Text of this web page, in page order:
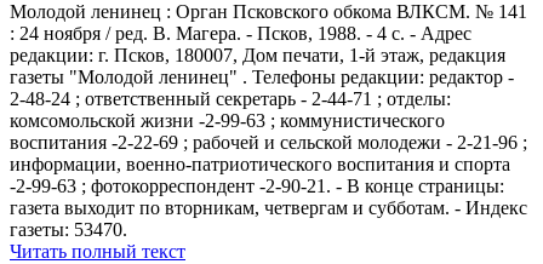
Молодой ленинец : Орган Псковского обкома ВЛКСМ. № 141
: 24 ноября / ред. В. Магера. - Псков, 1988. - 4 с. - Адрес
редакции: г. Псков, 180007, Дом печати, 1-й этаж, редакция
газеты "Молодой ленинец" . Телефоны редакции: редактор -
2-48-24 ; ответственный секретарь - 2-44-71 ; отделы:
комсомольской жизни -2-99-63 ; коммунистического
воспитания -2-22-69 ; рабочей и сельской молодежи - 2-21-96 ;
информации, военно-патриотического воспитания и спорта
-2-99-63 ; фотокорреспондент -2-90-21. - В конце страницы:
газета выходит по вторникам, четвергам и субботам. - Индекс
газеты: 53470.
Читать полный текст